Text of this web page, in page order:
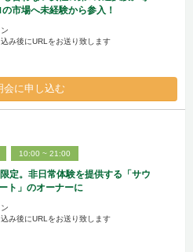
市場へ未経験から参入！
み後にURLをお送り致します
会に申し込む
10:00 ~ 21:00
定。非日常体験を提供する「サウ
ト」のオーナーに
み後にURLをお送り致します